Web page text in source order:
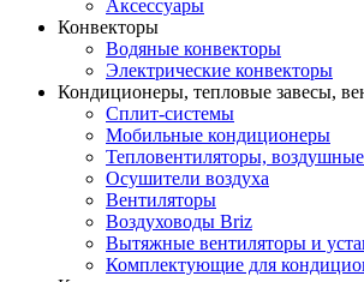
Аксессуары
Конвекторы
Водяные конвекторы
Электрические конвекторы
Кондиционеры, тепловые завесы,
Сплит-системы
Мобильные кондиционеры
Тепловентиляторы,
Осушители воздуха
Вентиляторы
Воздуховоды Briz
Вытяжные вентиляторы и
Комплектующие для